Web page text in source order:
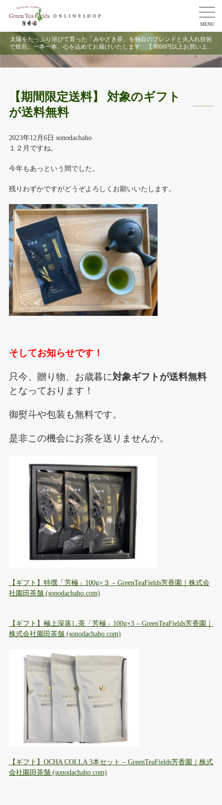
MENU
太陽をたっぷり浴びて育った「みやざき茶」を独自のブレンドと火入れ技術
で焙煎。一本一本、心を込めてお届けいたします 【 8000円以上お買い上げ
で送料無料 】
【期間限定送料】 対象のギフト
が送料無料
2023年12月6日 sonodachaho
１２月ですね。
今年もあっという間でした。
残りわずかですがどうぞよろしくお願いいたします。
そしてお知らせです！
只今、贈り物、お歳暮に対象ギフトが送料無料
となっております！
御熨斗や包装も無料です。
是非この機会にお茶を送りませんか。
【ギフト】特撰「芳極」100g×３ – GreenTeaFields芳香園｜株式会
社園田茶舗 (sonodachaho.com)
【ギフト】極上深蒸し茶「芳極」100g×3 – GreenTeaFields芳香園｜
株式会社園田茶舗 (sonodachaho.com)
【ギフト】OCHA COLLA 3本セット – GreenTeaFields芳香園｜株式
会社園田茶舗 (sonodachaho.com)